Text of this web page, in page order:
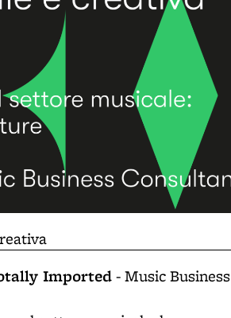
Imported- Music Business